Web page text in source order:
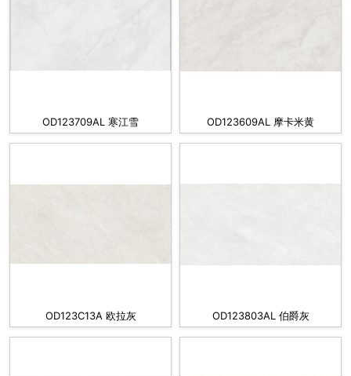
OD123709AL 寒江雪 OD123609AL 摩卡米黄
OD123C13A 欧拉灰 OD123803AL 伯爵灰